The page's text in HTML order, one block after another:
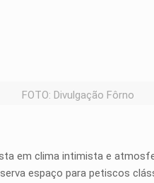
FOTO: Divulgação Fôrno
em clima intimista e
espaço para petiscos